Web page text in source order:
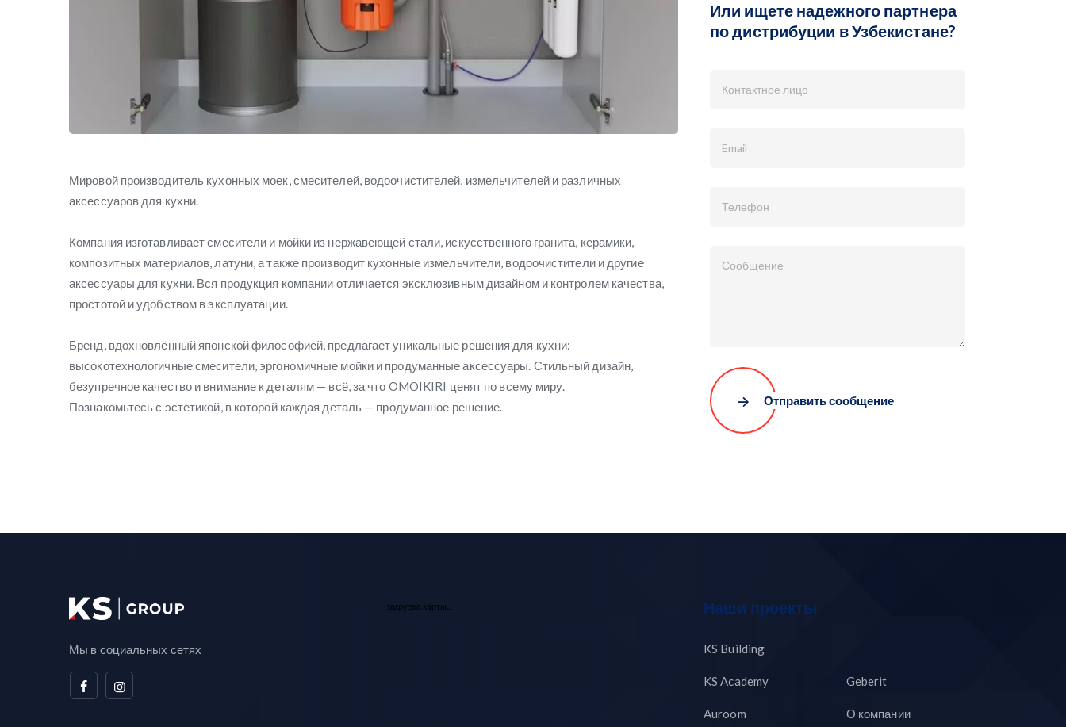
Мировой производитель кухонных моек, смесителей, водоочистителей, измельчителей и различных
аксессуаров для кухни.
Компания изготавливает смесители и мойки из нержавеющей стали, искусственного гранита, керамики,
композитных материалов, латуни, а также производит кухонные измельчители, водоочистители и другие
аксессуары для кухни. Вся продукция компании отличается эксклюзивным дизайном и контролем качества,
простотой и удобством в эксплуатации.
Бренд, вдохновлённый японской философией, предлагает уникальные решения для кухни:
высокотехнологичные смесители, эргономичные мойки и продуманные аксессуары. Стильный дизайн,
безупречное качество и внимание к деталям — всё, за что OMOIKIRI ценят по всему миру.
Познакомьтесь с эстетикой, в которой каждая деталь — продуманное решение.
Или ищете надежного партнера
по дистрибуции в Узбекистане?
Отправить сообщение
Мы в социальных сетях
загрузка карты... Наши проекты
KS Building
KS Academy
Auroom
Geberit
О компании